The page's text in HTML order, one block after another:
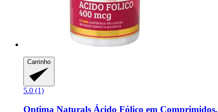
Carrinho
5.0 (1)
Optima Naturals Ácido Fólico em